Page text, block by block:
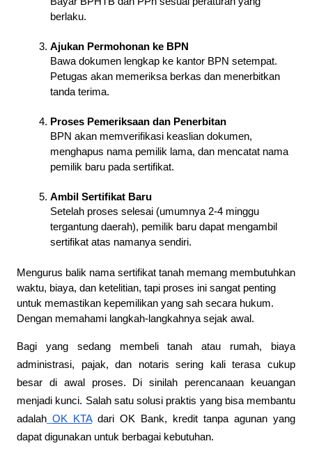
berlaku.
Ajukan Permohonan ke BPN
Bawa dokumen lengkap ke kantor BPN setempat.
Petugas akan memeriksa berkas dan menerbitkan
tanda terima.
Proses Pemeriksaan dan Penerbitan
BPN akan memverifikasi keaslian dokumen,
menghapus nama pemilik lama, dan mencatat nama
pemilik baru pada sertifikat.
Ambil Sertifikat Baru
Setelah proses selesai (umumnya 2-4 minggu
tergantung daerah), pemilik baru dapat mengambil
sertifikat atas namanya sendiri.
Mengurus balik nama sertifikat tanah memang membutuhkan
waktu, biaya, dan ketelitian, tapi proses ini sangat penting
untuk memastikan kepemilikan yang sah secara hukum.
Dengan memahami langkah-langkahnya sejak awal.
Bagi yang sedang membeli tanah atau rumah, biaya
administrasi, pajak, dan notaris sering kali terasa cukup
besar di awal proses. Di sinilah perencanaan keuangan
menjadi kunci. Salah satu solusi praktis yang bisa membantu
adalah OK KTAdari OK Bank, kredit tanpa agunan yang
dapat digunakan untuk berbagai kebutuhan.